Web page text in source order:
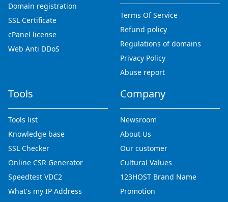
Domain registration
SSL Certificate
cPanel license
Web Anti DDoS
Terms Of Service
Refund policy
Regulations of domains
Privacy Policy
Abuse report
Tools
Tools list
Knowledge base
SSL Checker
Online CSR Generator
Speedtest VDC2
What's my IP Address
Company
Newsroom
About Us
Our customer
Cultural Values
123HOST Brand Name
Promotion